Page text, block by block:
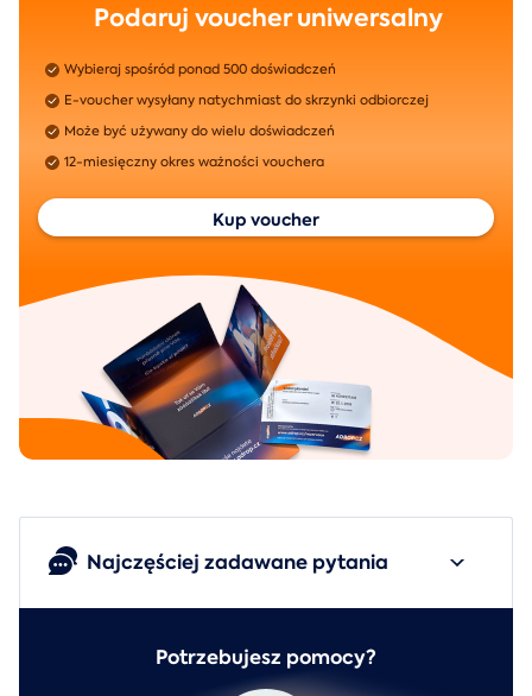
Podaruj voucher uniwersalny
Wybieraj spośród ponad 500 doświadczeń
E-voucher wysyłany natychmiast do skrzynki odbiorczej
Może być używany do wielu doświadczeń
12-miesięczny okres ważności vouchera
Kup voucher
Najczęściej zadawane pytania
Potrzebujesz pomocy?